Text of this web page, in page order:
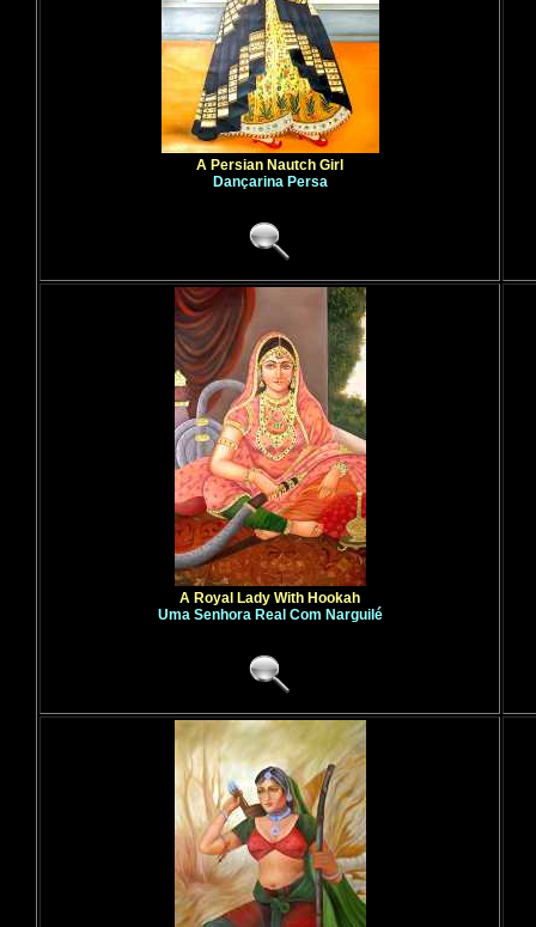
A Persian Nautch Girl
Dançarina Persa
A Royal Lady With Hookah
Uma Senhora Real Com Narguilé